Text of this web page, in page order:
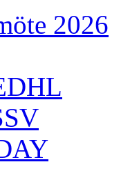
2026